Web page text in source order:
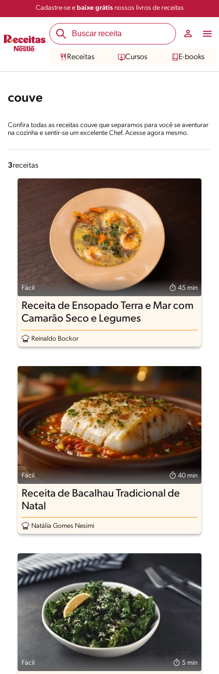
Cadastre-se e baixe grátisnossos livros de receitas
Receitas Cursos E-books
couve
Confira todas as receitas couve que separamos para você se aventurar
na cozinha e sentir-se um excelente Chef. Acesse agora mesmo.
3receitas
Fácil 45 min
Receita de Ensopado Terra e Mar com
Camarão Seco e Legumes
Reinaldo Bockor
Fácil 40 min
Receita de Bacalhau Tradicional de
Natal
Natália Gomes Nesimi
Fácil 5 min